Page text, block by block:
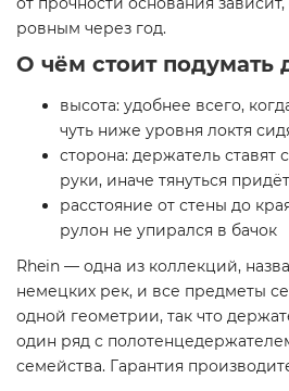
ровным через год.
О чём стоит подумать
высота: удобнее всего,
чуть ниже уровня локтя
сторона: держатель ставят
руки, иначе тянуться
расстояние от стены до
рулон не упирался в бачок
Rhein — одна из коллекций,
немецких рек, и все предметы
одной геометрии, так что
один ряд с
семейства. Гарантия